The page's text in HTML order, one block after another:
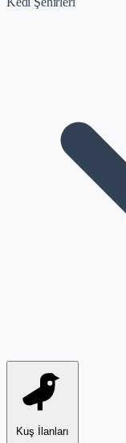
Kuş İlanları